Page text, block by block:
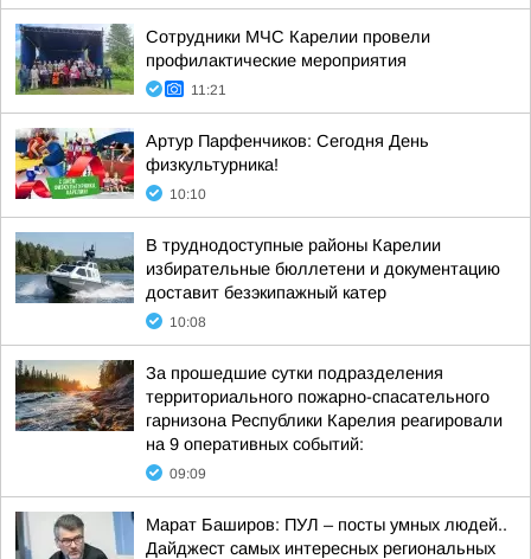
Сотрудники МЧС Карелии провели
профилактические мероприятия
11:21
Артур Парфенчиков: Сегодня День
физкультурника!
10:10
В труднодоступные районы Карелии
избирательные бюллетени и документацию
доставит безэкипажный катер
10:08
За прошедшие сутки подразделения
территориального пожарно-спасательного
гарнизона Республики Карелия реагировали
на 9 оперативных событий:
09:09
Марат Баширов: ПУЛ – посты умных людей..
Дайджест самых интересных региональных